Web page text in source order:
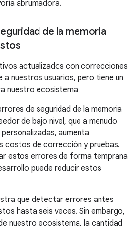
abrumadora.
de la memoria
actualizados con correcciones
a nuestros usuarios, pero tiene un
nuestro ecosistema.
de seguridad de la memoria
de bajo nivel, que a menudo
aumenta
costos de corrección y pruebas.
estos errores de forma temprana
puede reducir estos
que detectar errores antes
hasta seis veces. Sin embargo,
nuestro ecosistema, la cantidad